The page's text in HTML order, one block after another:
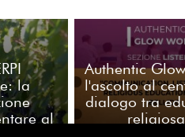
la
al
Authentic
l'ascolto al
dialogo tra